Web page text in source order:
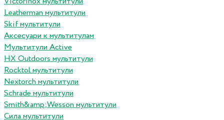
Leatherman мультитули
Skif мультитули
Аксесуари к мультитулам
Мультитули Active
HX Outdoors мультитули
Rocktol мультитули
Nextorch мультитули
Schrade мультитули
Smith&amp;Wesson мультитули
Сила мультитули